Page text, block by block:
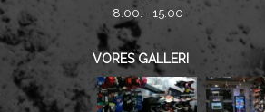
8.00. - 15.00
VORES GALLERI